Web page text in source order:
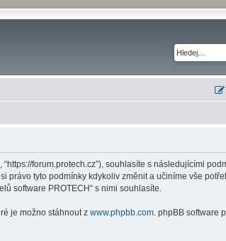
“https://forum.protech.cz”), souhlasíte s následujícími
právo tyto podmínky kdykoliv změnit a učiníme vše
software PROTECH“ s nimi souhlasíte.
je možno stáhnout z www.phpbb.com . phpBB software